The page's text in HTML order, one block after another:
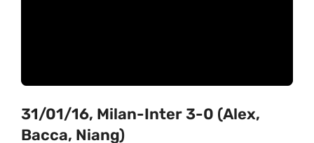
31/01/16, Milan-Inter 3-0 (Alex,
Bacca, Niang)